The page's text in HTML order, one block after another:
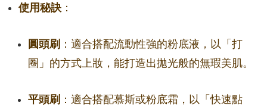
使用秘訣 ：
圓頭刷 ：適合搭配流動性強的粉底液，以「打
圈」的方式上妝，能打造出拋光般的無瑕美肌。
平頭刷 ：適合搭配慕斯或粉底霜，以「快速點